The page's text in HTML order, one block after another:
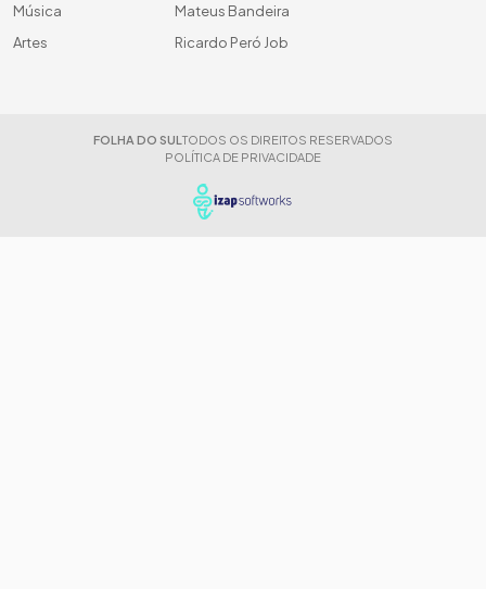
Música
Artes
Mateus Bandeira
Ricardo Peró Job
FOLHA DO SUL TODOS OS DIREITOS RESERVADOS
POLÍTICA DE PRIVACIDADE